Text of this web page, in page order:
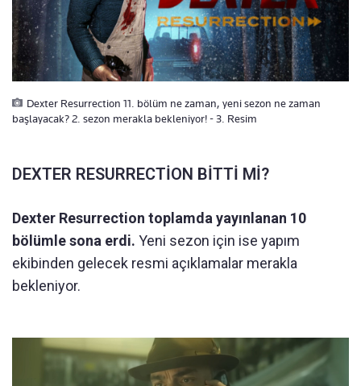
Dexter Resurrection 11. bölüm ne zaman, yeni sezon ne zaman
başlayacak? 2. sezon merakla bekleniyor! - 3. Resim
DEXTER RESURRECTİON BİTTİ Mİ?
Dexter Resurrection toplamda yayınlanan 10
bölümle sona erdi. Yeni sezon için ise yapım
ekibinden gelecek resmi açıklamalar merakla
bekleniyor.